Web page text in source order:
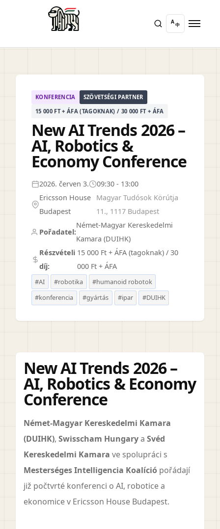
A
中
KONFERENCIA
SZÖVETSÉGI PARTNER
15 000 FT + ÁFA (TAGOKNAK) / 30 000 FT + ÁFA
New AI Trends 2026 –
AI, Robotics &
Economy Conference
2026. červen 3.
09:30 - 13:00
Ericsson House
Budapest
Magyar Tudósok Körútja
11., 1117 Budapest
Pořadatel:
Német-Magyar Kereskedelmi
Kamara (DUIHK)
Részvételi
díj:
15 000 Ft + ÁFA (tagoknak) / 30
000 Ft + ÁFA
#AI #robotika
#humanoid robotok
#konferencia
#gyártás #ipar #DUIHK
New AI Trends 2026 –
AI, Robotics & Economy
Conference
Német-Magyar Kereskedelmi Kamara
(DUIHK), Swisscham Hungarya Svéd
Kereskedelmi Kamara ve spolupráci s
Mesterséges Intelligencia Koalíció pořádají
již počtvrté konferenci o AI, robotice a
ekonomice v Ericsson House Budapest.